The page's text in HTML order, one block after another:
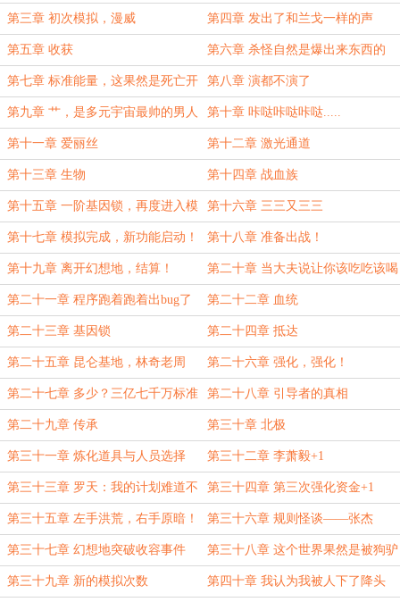
第三章 初次模拟，漫威 第四章 发出了和兰戈一样的声
音.jpg
第五章 收获 第六章 杀怪自然是爆出来东西的
第七章 标准能量，这果然是死亡开
端入侵了对吧！
第八章 演都不演了
第九章 艹，是多元宇宙最帅的男人
（搞笑版排名）
第十章 咔哒咔哒咔哒.....
第十一章 爱丽丝 第十二章 激光通道
第十三章 生物 第十四章 战血族
第十五章 一阶基因锁，再度进入模
拟！
第十六章 三三又三三
第十七章 模拟完成，新功能启动！ 第十八章 准备出战！
第十九章 离开幻想地，结算！ 第二十章 当大夫说让你该吃吃该喝
喝......
第二十一章 程序跑着跑着出bug了 第二十二章 血统
第二十三章 基因锁 第二十四章 抵达
第二十五章 昆仑基地，林奇老周 第二十六章 强化，强化！
第二十七章 多少？三亿七千万标准
能量？！
第二十八章 引导者的真相
第二十九章 传承 第三十章 北极
第三十一章 炼化道具与人员选择 第三十二章 李萧毅+1
第三十三章 罗天：我的计划难道不
完美吗？！
第三十四章 第三次强化资金+1
第三十五章 左手洪荒，右手原暗！
（大雾）
第三十六章 规则怪谈——张杰
第三十七章 幻想地突破收容事件 第三十八章 这个世界果然是被狗驴
给严重入侵了！
第三十九章 新的模拟次数 第四十章 我认为我被人下了降头